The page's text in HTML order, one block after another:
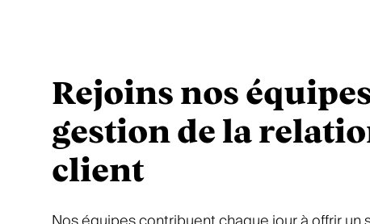
Postes à pourvoir
Conseils pour ta candidature
Bienvenue dans l’équipe
Conseillers clientèle
Apprentis
Relation client
Fonctions support
Life at Assura
Avantages et politique RH
Culture d’entreprise
Durabilité
Mission et valeurs
Rejoins nos
gestion de la
client